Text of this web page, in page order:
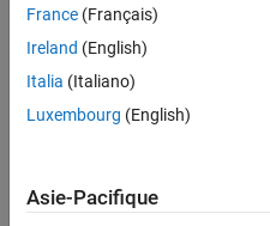
each
the
target
result
should
France (Français)
Ireland (English)
Italia (Italiano)
Luxembourg (English)
Asie-Pacifique